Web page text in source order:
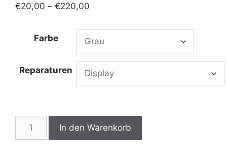
€20,00 – €220,00
bis
€220,00
Farbe
Reparaturen
HTC
In den Warenkorb